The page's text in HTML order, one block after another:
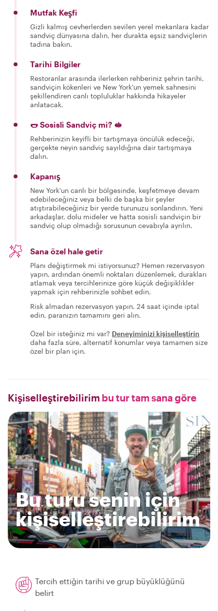
Mutfak Keşfi
Gizli kalmış cevherlerden sevilen yerel mekanlara kadar
sandviç dünyasına dalın, her durakta eşsiz sandviçlerin
tadına bakın.
Tarihi Bilgiler
Restoranlar arasında ilerlerken rehberiniz şehrin tarihi,
sandviçin kökenleri ve New York'un yemek sahnesini
şekillendiren canlı topluluklar hakkında hikayeler
anlatacak.
🌭 Sosisli Sandviç mi? 🥪
Rehberinizin keyifli bir tartışmaya öncülük edeceği,
gerçekte neyin sandviç sayıldığına dair tartışmaya
dalın.
Kapanış
New York'un canlı bir bölgesinde, keşfetmeye devam
edebileceğiniz veya belki de başka bir şeyler
atıştırabileceğiniz bir yerde turunuzu sonlandırın. Yeni
arkadaşlar, dolu mideler ve hatta sosisli sandviçin bir
sandviç olup olmadığı sorusunun cevabıyla ayrılın.
Sana özel hale getir
Planı değiştirmek mi istiyorsunuz? Hemen rezervasyon
yapın, ardından önemli noktaları düzenlemek, durakları
atlamak veya tercihlerinize göre küçük değişiklikler
yapmak için rehberinizle sohbet edin.
Risk almadan rezervasyon yapın. 24 saat içinde iptal
edin, paranızın tamamını geri alın.
Özel bir isteğiniz mi var? Deneyiminizi kişiselleştirin
daha fazla süre, alternatif konumlar veya tamamen size
özel bir plan için.
Kişiselleştirebilirim bu tur tam sana göre
Bu turu senin için
kişiselleştirebilirim
Tercih ettiğin tarihi ve grup büyüklüğünü
belirt